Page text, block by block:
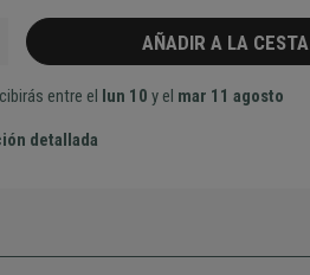
AÑADIR A LA CESTA
entre el lun 10 y el mar 11 agosto
detallada